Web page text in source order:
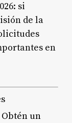
si
de la
en
Obtén un